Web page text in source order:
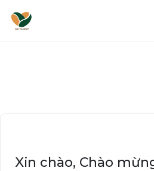
Xin chào, Chào